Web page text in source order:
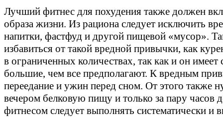
Лучший фитнес для похудения также должен
образа жизни. Из рациона следует исключить
напитки, фастфуд и другой пищевой «мусор».
избавиться от такой вредной привычки, как
в ограниченных количествах, так как и он
большие, чем все предполагают. К вредным
переедание и ужин перед сном. От этого также
вечером белковую пищу и только за пару часов
фитнесом следует выполнять систематически и